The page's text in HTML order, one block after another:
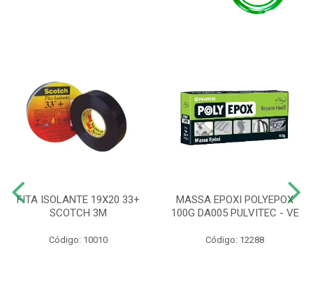
FITA ISOLANTE 19X20 33+
SCOTCH 3M
Código: 10010
MASSA EPOXI POLYEPOX
100G DA005 PULVITEC - VE
Código: 12288